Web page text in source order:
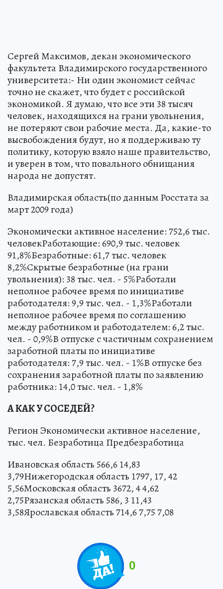
Сергей Максимов, декан экономического
факультета Владимирского государственного
университета:- Ни один экономист сейчас
точно не скажет, что будет с российской
экономикой. Я думаю, что все эти 38 тысяч
человек, находящихся на грани увольнения,
не потеряют свои рабочие места. Да, какие-то
высвобождения будут, но я поддерживаю ту
политику, которую взяло наше правительство,
и уверен в том, что повального обнищания
народа не допустят.
Владимирская область(по данным Росстата за
март 2009 года)
Экономически активное население: 752,6 тыс.
человекРаботающие: 690,9 тыс. человек
91,8%Безработные: 61,7 тыс. человек
8,2%Скрытые безработные (на грани
увольнения): 38 тыс. чел. - 5%Работали
неполное рабочее время по инициативе
работодателя: 9,9 тыс. чел. - 1,3%Работали
неполное рабочее время по соглашению
между работником и работодателем: 6,2 тыс.
чел. - 0,9%В отпуске с частичным сохранением
заработной платы по инициативе
работодателя: 7,9 тыс. чел. - 1%В отпуске без
сохранения заработной платы по заявлению
работника: 14,0 тыс. чел. - 1,8%
А КАК У СОСЕДЕЙ?
Регион Экономически активное население,
тыс. чел. Безработица Предбезработица
Ивановская область 566,6 14,83
3,79Нижегородская область 1797, 17, 42
5,56Московская область 3672, 4 4,62
2,75Рязанская область 586, 3 11,43
3,58Ярославская область 714,6 7,75 7,08
0